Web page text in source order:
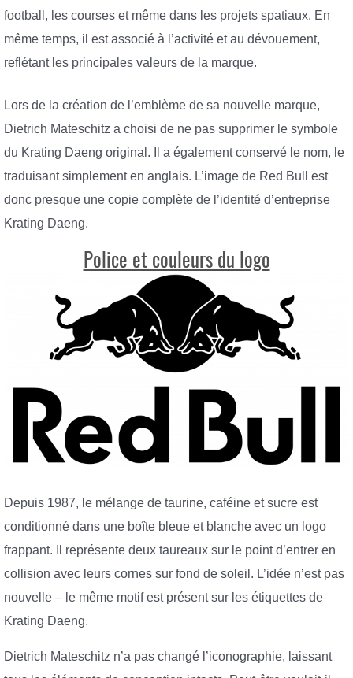
football, les courses et même dans les projets spatiaux. En
même temps, il est associé à l’activité et au dévouement,
reflétant les principales valeurs de la marque.
Lors de la création de l’emblème de sa nouvelle marque,
Dietrich Mateschitz a choisi de ne pas supprimer le symbole
du Krating Daeng original. Il a également conservé le nom, le
traduisant simplement en anglais. L’image de Red Bull est
donc presque une copie complète de l’identité d’entreprise
Krating Daeng.
Police et couleurs du logo
Depuis 1987, le mélange de taurine, caféine et sucre est
conditionné dans une boîte bleue et blanche avec un logo
frappant. Il représente deux taureaux sur le point d’entrer en
collision avec leurs cornes sur fond de soleil. L’idée n’est pas
nouvelle – le même motif est présent sur les étiquettes de
Krating Daeng.
Dietrich Mateschitz n’a pas changé l’iconographie, laissant